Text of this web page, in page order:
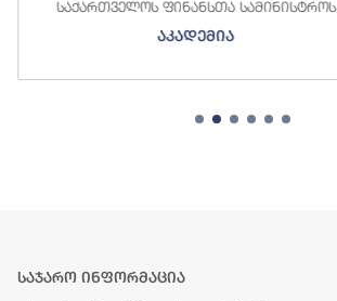
საქართველოს ფინანსთა სამინისტროს
აკადემია
საჯარო ინფორმაცია